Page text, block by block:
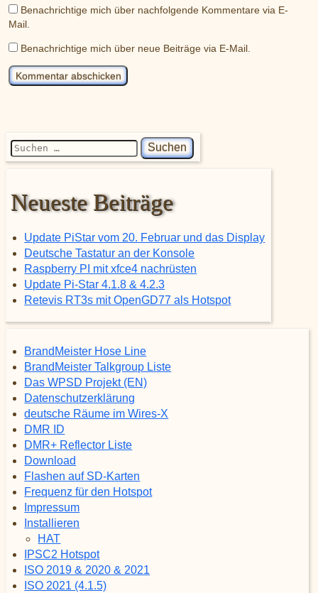
Benachrichtige mich über nachfolgende Kommentare via E-
Mail.
Benachrichtige mich über neue Beiträge via E-Mail.
Suchen nach:
Neueste Beiträge
Update PiStar vom 20. Februar und das Display
Deutsche Tastatur an der Konsole
Raspberry PI mit xfce4 nachrüsten
Update Pi-Star 4.1.8 & 4.2.3
Retevis RT3s mit OpenGD77 als Hotspot
BrandMeister Hose Line
BrandMeister Talkgroup Liste
Das WPSD Projekt (EN)
Datenschutzerklärung
deutsche Räume im Wires-X
DMR ID
DMR+ Reflector Liste
Download
Flashen auf SD-Karten
Frequenz für den Hotspot
Impressum
Installieren
HAT
IPSC2 Hotspot
ISO 2019 & 2020 & 2021
ISO 2021 (4.1.5)